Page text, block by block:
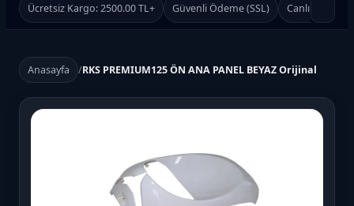
Ücretsiz Kargo: 2500.00 TL+ Güvenli Ödeme (SSL) Canlı Destek
Ara
Anasayfa /RKS PREMIUM125 ÖN ANA PANEL BEYAZ Orijinal